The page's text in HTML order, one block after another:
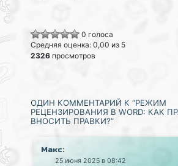
0 голоса
Средняя оценка: 0,00 из 5
2326 просмотров
ОДИН КОММЕНТАРИЙ К “РЕЖИМ
РЕЦЕНЗИРОВАНИЯ В WORD: КАК
ВНОСИТЬ ПРАВКИ?”
Макс:
25 июня 2025 в 08:42